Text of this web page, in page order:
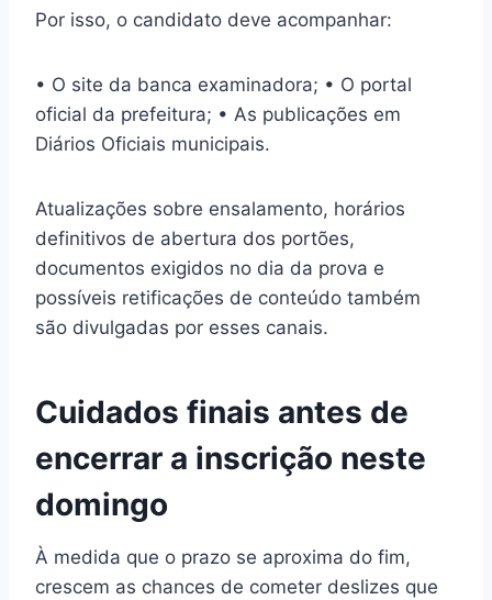
Por isso, o candidato deve acompanhar:
• O site da banca examinadora; • O portal
oficial da prefeitura; • As publicações em
Diários Oficiais municipais.
Atualizações sobre ensalamento, horários
definitivos de abertura dos portões,
documentos exigidos no dia da prova e
possíveis retificações de conteúdo também
são divulgadas por esses canais.
Cuidados finais antes de
encerrar a inscrição neste
domingo
À medida que o prazo se aproxima do fim,
crescem as chances de cometer deslizes que